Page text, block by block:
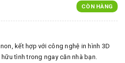
CÒN HÀNG
kết hợp với công nghệ in hình 3D
tình trong ngay căn nhà bạn.